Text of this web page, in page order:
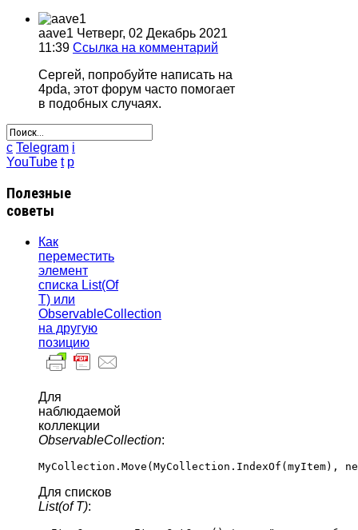
aave1 Четверг, 02 Декабрь 2021
11:39 Ссылка на комментарий
Сергей, попробуйте написать на
4pda, этот форум часто помогает
в подобных случаях.
c Telegram i
YouTube t p
Полезные
советы
Как
переместить
элемент
списка List(Of
T) или
ObservableCollection
на другую
позицию
Для
наблюдаемой
коллекции
ObservableCollection:
Для списков
List(of T):